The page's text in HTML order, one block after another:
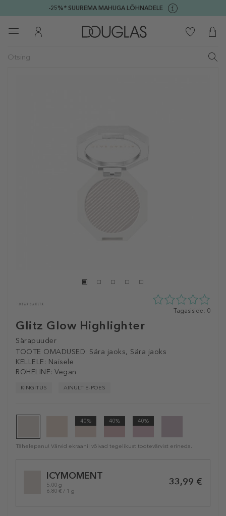
-25%* SUUREMA MAHUGA LÕHNADELE
Glitz Glow Highlighter
Särapuuder
TOOTE OMADUSED: Sära jaoks, Sära jaoks
KELLELE: Naisele
ROHELINE: Vegan
KINGITUS AINULT E-POES
0
Tagasiside: 0
40% 40% 40%
Tähelepanu! Värvid ekraanil võivad tegelikust tootevärvist erineda.
variationICYMOMENT
5.00 g
6,80 € / 1 g
33,99 €